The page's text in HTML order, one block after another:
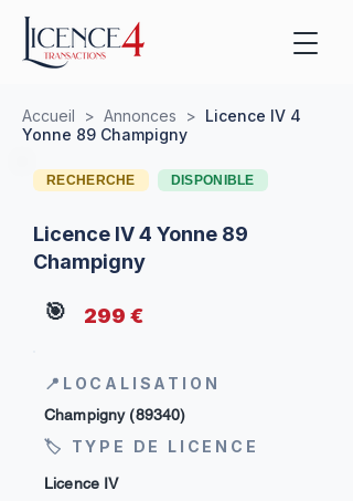
Accueil > Annonces > Licence IV 4
Yonne 89 Champigny
RECHERCHE DISPONIBLE
Licence IV 4 Yonne 89
Champigny
🎯 299 €
📍LOCALISATION
Champigny (89340)
🏷 TYPE DE LICENCE
Licence IV